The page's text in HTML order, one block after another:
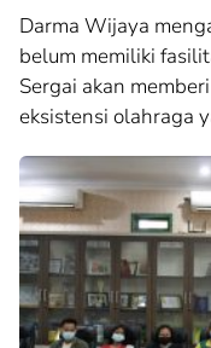
Darma Wijaya
belum memiliki
Sergai akan
eksistensi olahraga